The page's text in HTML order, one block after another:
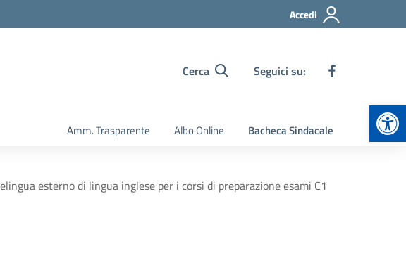
Accedi
Cerca Seguici su:
Amm. Trasparente Albo Online Bacheca Sindacale
esterno di lingua inglese per i corsi di preparazione esami C1